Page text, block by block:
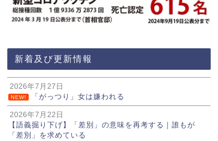
新着及び更新情報
2026年7月27日
NEW! 「がっつり」女は嫌われる
2026年7月22日
【語義掘り下げ】「差別」の意味を再考する｜誰もが
「差別」を求めている